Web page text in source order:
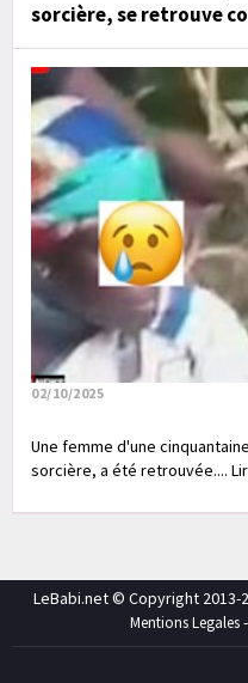
sorcière, se retrouve
02/10/2025
Une femme d'une
sorcière, a été retrouvée....
LeBabi.net © Copyright 2013-
Mentions Legales